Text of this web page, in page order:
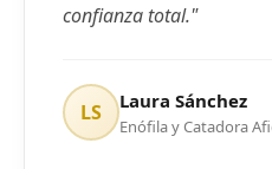
confianza total."
LS Laura Sánchez
Enófila y Catadora